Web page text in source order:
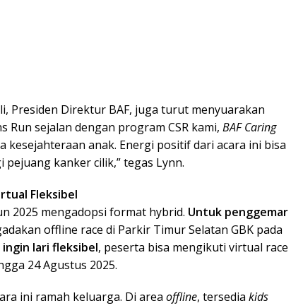
Presiden Direktur BAF, juga turut menyuarakan
Run sejalan dengan program CSR kami, BAF Caring
kesejahteraan anak. Energi positif dari acara ini bisa
kanker cilik,” tegas Lynn.
Fleksibel
2025 mengadopsi format hybrid. Untuk penggemar
offline race di Parkir Timur Selatan GBK pada
ingin lari fleksibel, peserta bisa mengikuti virtual race
24 Agustus 2025.
ini ramah keluarga. Di area offline, tersedia kids